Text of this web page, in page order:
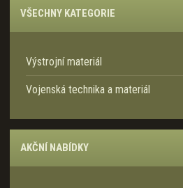
VŠECHNY KATEGORIE
Výstrojní materiál
Vojenská technika a materiál
AKČNÍ NABÍDKY